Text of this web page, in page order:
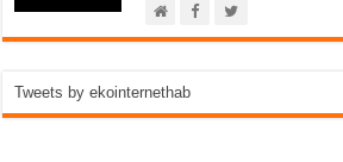
Tweets by ekointernethab